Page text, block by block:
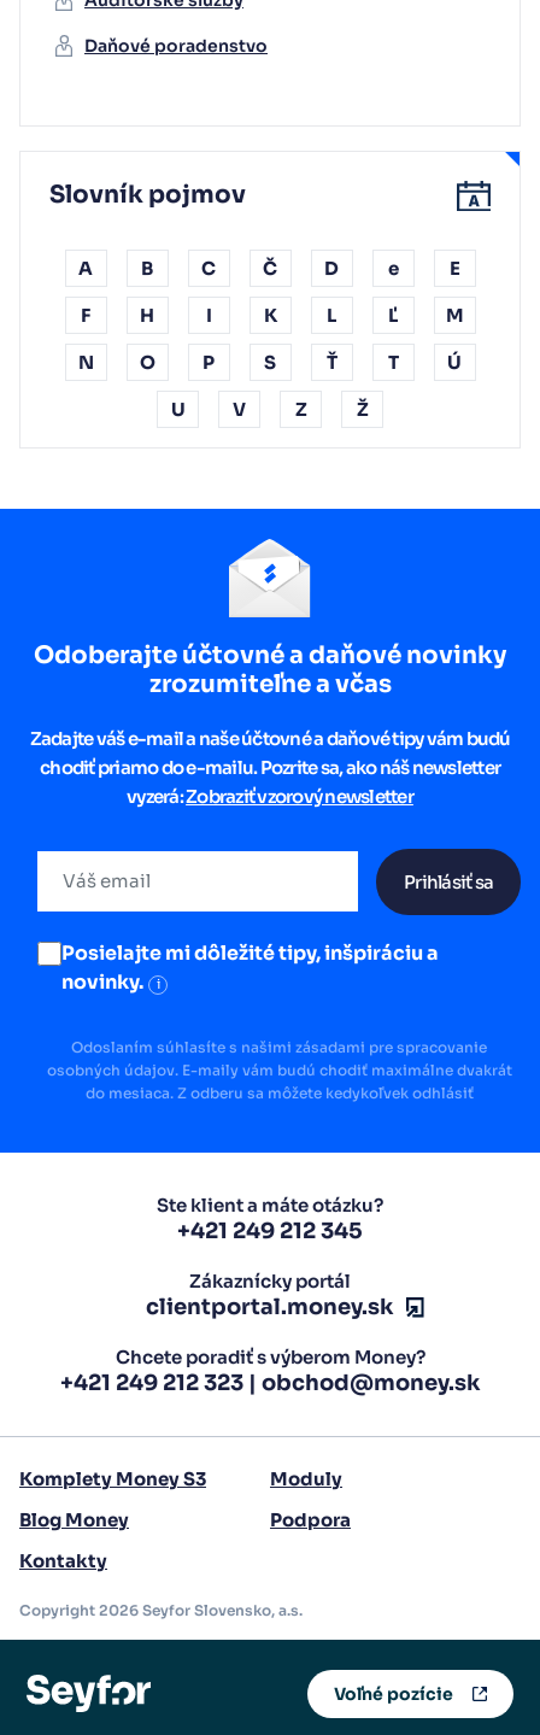
Daňové poradenstvo
Slovník pojmov
A B C Č D e E
F H I K L Ľ M
N O P S Ť T Ú
U V Z Ž
Odoberajte účtovné a daňové novinky
zrozumiteľne a včas
Zadajte váš e-mail a naše účtovné a daňové tipy vám budú
chodiť priamo do e-mailu. Pozrite sa, ako náš newsletter
vyzerá:Zobraziť vzorový newsletter
Prihlásiť sa
Posielajte mi dôležité tipy, inšpiráciu a
novinky.
i
Odoslaním súhlasíte s našimi zásadami pre spracovanie
osobných údajov. E-maily vám budú chodiť maximálne dvakrát
do mesiaca. Z odberu sa môžete kedykoľvek odhlásiť
Ste klient a máte otázku?
+421 249 212 345
Zákaznícky portál
clientportal.money.sk
Chcete poradiť s výberom Money?
+421 249 212 323| obchod@money.sk
Komplety Money S3
Moduly
Blog Money
Podpora
Kontakty
Copyright 2026 Seyfor Slovensko, a.s.
Voľné pozície